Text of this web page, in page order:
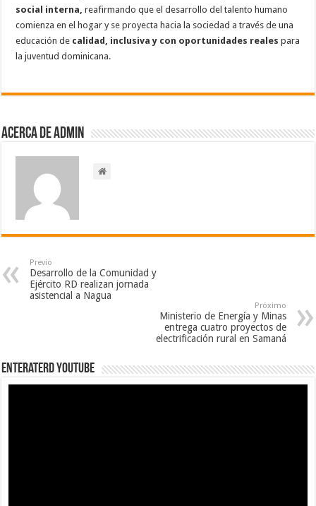
social interna, reafirmando que el desarrollo del talento humano
comienza en el hogar y se proyecta hacia la sociedad a través de una
educación de calidad, inclusiva y con oportunidades reales para
la juventud dominicana.
Acerca de admin
Previo
Desarrollo de la Comunidad y
Ejército RD realizan jornada
asistencial a Nagua
Próximo
Ministerio de Energía y Minas
entrega cuatro proyectos de
electrificación rural en Samaná
EnterateRD YOUTUBE